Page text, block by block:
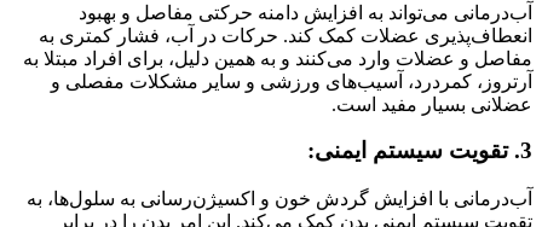
آب‌درمانی می‌تواند به افزایش دامنه حرکتی مفاصل و بهبود
انعطاف‌پذیری عضلات کمک کند. حرکات در آب، فشار کمتری به
مفاصل و عضلات وارد می‌کنند و به همین دلیل، برای افراد مبتلا به
آرتروز، کمردرد، آسیب‌های ورزشی و سایر مشکلات مفصلی و
عضلانی بسیار مفید است.
3. تقویت سیستم ایمنی:
آب‌درمانی با افزایش گردش خون و اکسیژن‌رسانی به سلول‌ها، به
تقویت سیستم ایمنی بدن کمک می‌کند. این امر بدن را در برابر